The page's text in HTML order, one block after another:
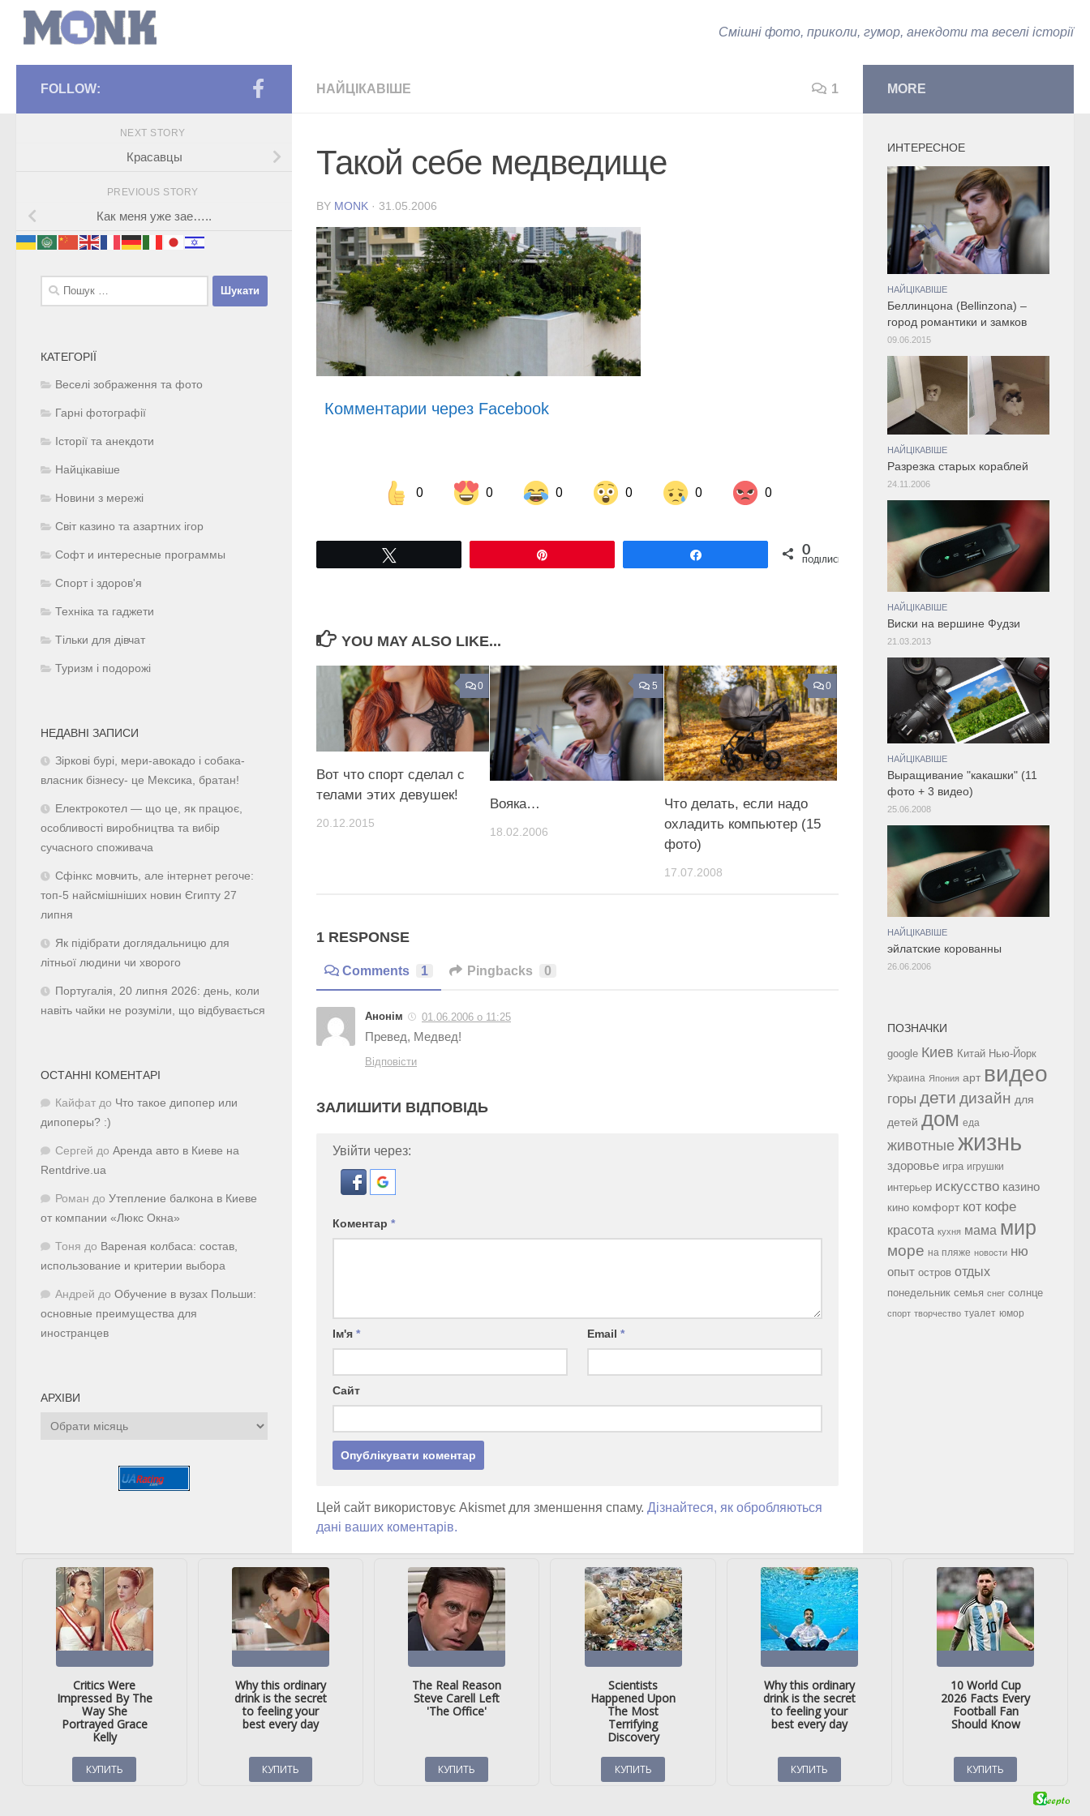
Смішні фото, приколи, гумор, анекдоти та веселі історії
НАЙЦІКАВІШЕ 1
Такой себе медведище
BY MONK · 31.05.2006
Комментарии через Facebook
0 0 0 0 0 0
Share on Facebook Share on LinkedIn Share on Twitter 0
ПОДІЛИСЬ
YOU MAY ALSO LIKE...
0
Вот что спорт сделал с
телами этих девушек!
20.12.2015
5
Вояка…
18.02.2006
0
Что делать, если надо
охладить компьютер (15
фото)
17.07.2008
1 RESPONSE
Comments 1 Pingbacks 0
Анонім 01.06.2006 о 11:25
Превед, Медвед!
Відповісти
ЗАЛИШИТИ ВІДПОВІДЬ
Увійти через:
Коментар *
Ім'я * Email*
Сайт
Цей сайт використовує Akismet для зменшення спаму. Дізнайтеся, як обробляються
дані ваших коментарів.
FOLLOW:
NEXT STORY
Красавцы
PREVIOUS STORY
Как меня уже зае…..
Пошук:
КАТЕГОРІЇ
Веселі зображення та фото
Гарні фотографії
Історії та анекдоти
Найцікавіше
Новини з мережі
Світ казино та азартних ігор
Софт и интересные программы
Спорт і здоров'я
Техніка та гаджети
Тільки для дівчат
Туризм і подорожі
НЕДАВНІ ЗАПИСИ
Зіркові бурі, мери-авокадо і собака-
власник бізнесу- це Мексика, братан!
Електрокотел — що це, як працює,
особливості виробництва та вибір
сучасного споживача
Сфінкс мовчить, але інтернет регоче:
топ-5 найсмішніших новин Єгипту 27
липня
Як підібрати доглядальницю для
літньої людини чи хворого
Португалія, 20 липня 2026: день, коли
навіть чайки не розуміли, що відбувається
ОСТАННІ КОМЕНТАРІ
Кайфат до Что такое дипопер или
дипоперы? :)
Сергей до Аренда авто в Киеве на
Rentdrive.ua
Роман до Утепление балкона в Киеве
от компании «Люкс Окна»
Тоня до Вареная колбаса: состав,
использование и критерии выбора
Андрей до Обучение в вузах Польши:
основные преимущества для
иностранцев
АРХІВИ
Архіви
MORE
ИНТЕРЕСНОЕ
НАЙЦІКАВІШЕ
Беллинцона (Bellinzona) –
город романтики и замков
09.06.2015
НАЙЦІКАВІШЕ
Разрезка старых кораблей
24.11.2006
НАЙЦІКАВІШЕ
Виски на вершине Фудзи
21.03.2013
НАЙЦІКАВІШЕ
Выращивание "какашки" (11
фото + 3 видео)
25.06.2008
НАЙЦІКАВІШЕ
эйлатские корованны
26.06.2006
ПОЗНАЧКИ
google Киев Китай Нью-Йорк
Украина Япония арт видео
горы дети дизайн для
детей дом еда
животные жизнь
здоровье игра игрушки
интерьер искусство казино
кино комфорт кот кофе
красота кухня мама мир
море на пляже новости ню
опыт остров отдых
понедельник семья снег солнце
спорт творчество туалет юмор